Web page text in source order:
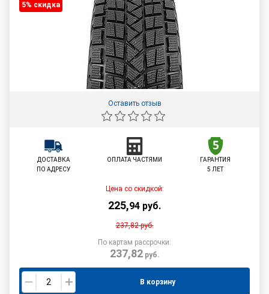
5% cкидка
Оставить отзыв
ДОСТАВКА
ПО АДРЕСУ
ОПЛАТА ЧАСТЯМИ
ГАРАНТИЯ
5 ЛЕТ
Цена со скидкой:
225,94 руб.
237,82руб.
По картам рассрочки:
237,82руб.
В корзину